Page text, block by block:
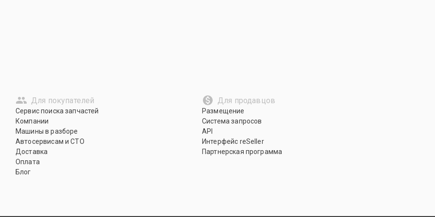
Для покупателей
Сервис поиска запчастей
Компании
Машины в разборе
Автосервисам и СТО
Доставка
Оплата
Блог
Для продавцов
Размещение
Система запросов
API
Интерфейс reSeller
Партнерская программа